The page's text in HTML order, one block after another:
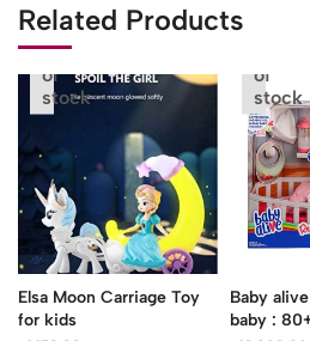
Related Products
Out
of
stock
Elsa Moon Carriage Toy
for kids
of
stock
Baby
baby :